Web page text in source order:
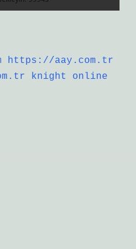
https://aay.com.tr
knight online